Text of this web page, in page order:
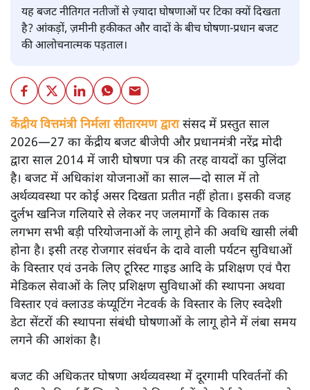
यह बजट नीतिगत नतीजों से ज़्यादा घोषणाओं पर टिका क्यों दिखता
है? आंकड़ों, ज़मीनी हकीकत और वादों के बीच घोषणा-प्रधान बजट
की आलोचनात्मक पड़ताल।
केंद्रीय वित्तमंत्री निर्मला सीतारमण द्वारासंसद में प्रस्तुत साल
2026—27 का केंद्रीय बजट बीजेपी और प्रधानमंत्री नरेंद्र मोदी
द्वारा साल 2014 में जारी घोषणा पत्र की तरह वायदों का पुलिंदा
है। बजट में अधिकांश योजनाओं का साल—दो साल में तो
अर्थव्यवस्था पर कोई असर दिखता प्रतीत नहीं होता। इसकी वजह
दुर्लभ खनिज गलियारे से लेकर नए जलमार्गों के विकास तक
लगभग सभी बड़ी परियोजनाओं के लागू होने की अवधि खासी लंबी
होना है। इसी तरह रोजगार संवर्धन के दावे वाली पर्यटन सुविधाओं
के विस्तार एवं उनके लिए टूरिस्ट गाइड आदि के प्रशिक्षण एवं पैरा
मेडिकल सेवाओं के लिए प्रशिक्षण सुविधाओं की स्थापना अथवा
विस्तार एवं क्लाउड कंप्यूटिंग नेटवर्क के विस्तार के लिए स्वदेशी
डेटा सेंटरों की स्थापना संबंधी घोषणाओं के लागू होने में लंबा समय
लगने की आशंका है।
बजट की अधिकतर घोषणा अर्थव्यवस्था में दूरगामी परिवर्तनों की